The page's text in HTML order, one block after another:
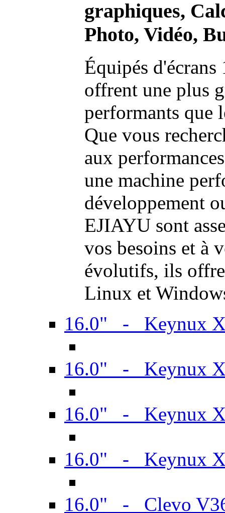
graphiques,
Photo, Vidéo,
Équipés
offrent une plus
performants que
Que vous
aux
une machine
développement
EJIAYU sont
vos besoins et à
évolutifs, ils
Linux et
16.0" - Keynux
16.0" - Keynux
16.0" - Keynux
16.0" - Keynux
16.0" - Clevo